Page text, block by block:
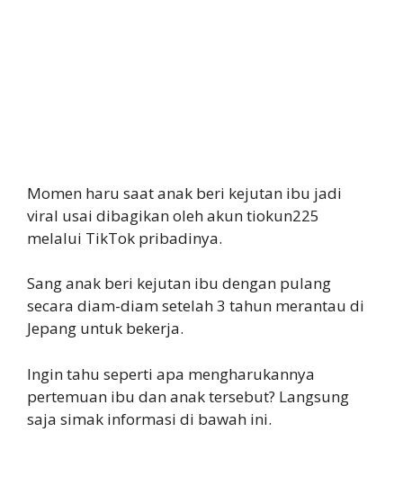
Momen haru saat anak beri kejutan ibu jadi
viral usai dibagikan oleh akun tiokun225
melalui TikTok pribadinya.
Sang anak beri kejutan ibu dengan pulang
secara diam-diam setelah 3 tahun merantau di
Jepang untuk bekerja.
Ingin tahu seperti apa mengharukannya
pertemuan ibu dan anak tersebut? Langsung
saja simak informasi di bawah ini.